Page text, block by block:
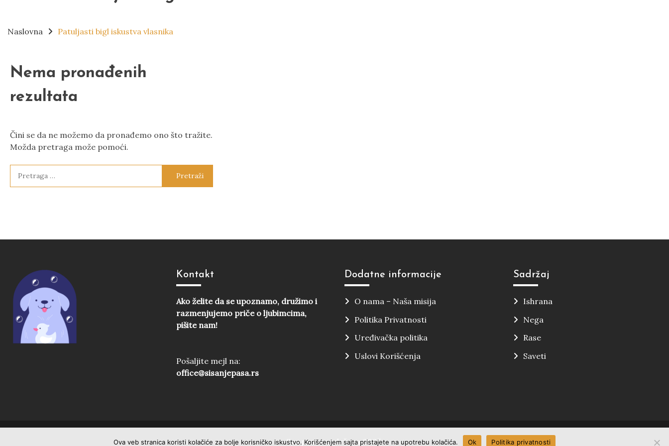
Naslovna Patuljasti bigl iskustva vlasnika
Nema pronađenih
rezultata
Čini se da ne možemo da pronađemo ono što tražite.
Možda pretraga može pomoći.
Kontakt
Ako želite da se upoznamo, družimo i
razmenjujemo priče o ljubimcima,
pišite nam!
Pošaljite mejl na:
office@sisanjepasa.rs
Dodatne informacije
O nama – Naša misija
Politika Privatnosti
Uređivačka politika
Uslovi Korišćenja
Sadržaj
Ishrana
Nega
Rase
Saveti
Sva prava zadržana 2025.
Ova veb stranica koristi kolačiće za bolje korisničko iskustvo. Korišćenjem sajta pristajete na upotrebu kolačića. Ok Politika privatnosti